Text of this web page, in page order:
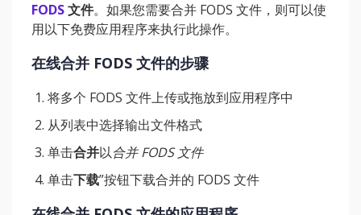
FODS文件。如果您需要合并 FODS 文件，则可以使
用以下免费应用程序来执行此操作。
在线合并 FODS 文件的步骤
将多个 FODS 文件上传或拖放到应用程序中
从列表中选择输出文件格式
单击合并以合并 FODS 文件
单击下载”按钮下载合并的 FODS 文件